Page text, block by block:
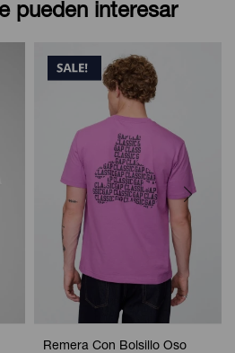
pueden interesar
Remera Con Bolsillo Oso